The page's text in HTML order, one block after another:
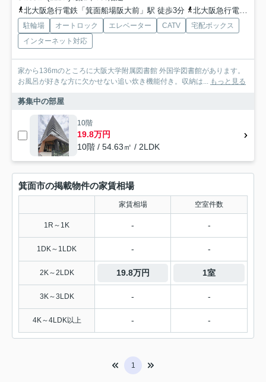
北大阪急行電鉄「箕面船場阪大前」駅 徒歩3分
北大阪急行電鉄「千里中央」駅 徒歩20分
駐輪場 オートロック エレベーター CATV
宅配ボックス
インターネット対応
家から136mのところに大阪大学附属図書館 外国学図書館があります。
お風呂が好きな方に欠かせない追い炊き機能付き。収納は... もっと見る
募集中の部屋
10階
19.8万円
10階 / 54.63㎡ / 2LDK
箕面市の掲載物件の家賃相場
家賃相場 空室件数
1R～1K - -
1DK～1LDK - -
2K～2LDK 19.8万円 1室
3K～3LDK - -
4K～4LDK以上 - -
1